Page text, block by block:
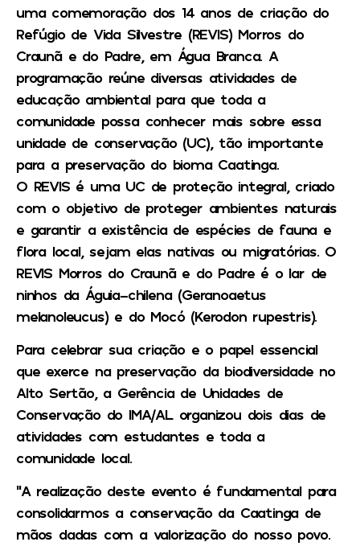
uma comemoração dos 14 anos de criação do
Refúgio de Vida Silvestre (REVIS) Morros do
Craunã e do Padre, em Água Branca. A
programação reúne diversas atividades de
educação ambiental para que toda a
comunidade possa conhecer mais sobre essa
unidade de conservação (UC), tão importante
para a preservação do bioma Caatinga.
O REVIS é uma UC de proteção integral, criado
com o objetivo de proteger ambientes naturais
e garantir a existência de espécies de fauna e
flora local, sejam elas nativas ou migratórias. O
REVIS Morros do Craunã e do Padre é o lar de
ninhos da Águia-chilena (Geranoaetus
melanoleucus) e do Mocó (Kerodon rupestris).
Para celebrar sua criação e o papel essencial
que exerce na preservação da biodiversidade no
Alto Sertão, a Gerência de Unidades de
Conservação do IMA/AL organizou dois dias de
atividades com estudantes e toda a
comunidade local.
“A realização deste evento é fundamental para
consolidarmos a conservação da Caatinga de
mãos dadas com a valorização do nosso povo.